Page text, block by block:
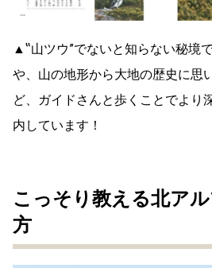
▲‟山ツウ”でないと知らない秘境
や、山の地形から大地の歴史に思
ど、ガイドさんと歩くことでより
内しています！
こっそり教える北ア
方